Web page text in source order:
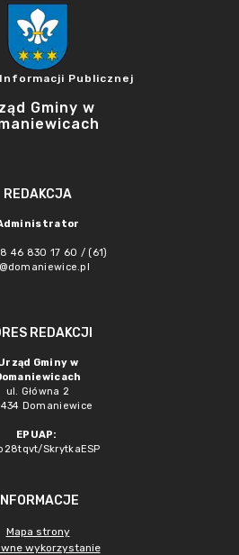
Publicznej
Gminy w
REDAKCJA
46 830 17 60 / (61)
REDAKCJI
Gminy w
ul. Główna 2
Domaniewice
EPUAP:
SkrytkaESP
INFORMACJE
Mapa strony
wykorzystanie